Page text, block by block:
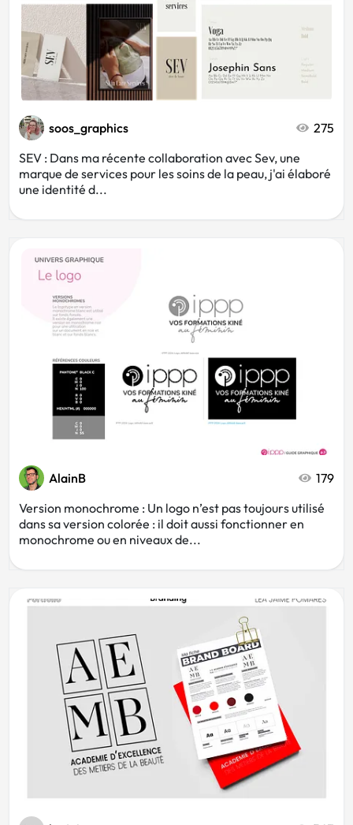
soos_graphics
275
SEV : Dans ma récente collaboration avec Sev, une
marque de services pour les soins de la peau, j'ai élaboré
une identité d...
AlainB
179
Version monochrome : Un logo n’est pas toujours utilisé
dans sa version colorée : il doit aussi fonctionner en
monochrome ou en niveaux de...